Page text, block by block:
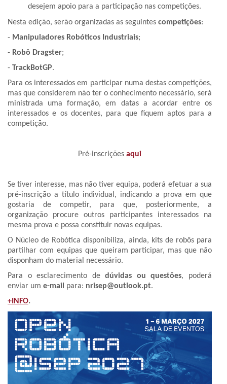
desejem apoio para a participação nas competições.
Nesta edição, serão organizadas as seguintes competições:
- Manipuladores Robóticos Industriais;
- Robô Dragster;
- TrackBotGP.
Para os interessados em participar numa destas competições,
mas que considerem não ter o conhecimento necessário, será
ministrada uma formação, em datas a acordar entre os
interessados e os docentes, para que fiquem aptos para a
competição.
Pré-inscrições aqui
Se tiver interesse, mas não tiver equipa, poderá efetuar a sua
pré-inscrição a título individual, indicando a prova em que
gostaria de competir, para que, posteriormente, a
organização procure outros participantes interessados na
mesma prova e possa constituir novas equipas.
O Núcleo de Robótica disponibiliza, ainda, kits de robôs para
partilhar com equipas que queiram participar, mas que não
disponham do material necessário.
Para o esclarecimento dedúvidas ou questões, poderá
enviar um e-mail para: nrisep@outlook.pt.
+INFO.